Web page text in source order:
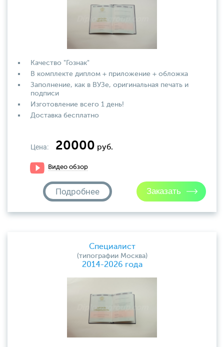
Качество "Гознак"
В комплекте диплом + приложение + обложка
Заполнение, как в ВУЗе, оригинальная печать и
подписи
Изготовление всего 1 день!
Доставка бесплатно
Цена: 20000 руб.
Видео обзор
Подробнее
Специалист
(типографии Москва)
2014-2026 года